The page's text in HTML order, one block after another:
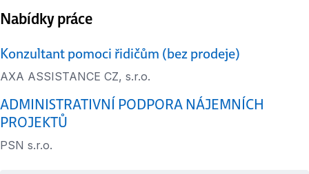
Nabídky práce
Konzultant pomoci řidičům (bez prodeje)
AXA ASSISTANCE CZ, s.r.o.
ADMINISTRATIVNÍ PODPORA NÁJEMNÍCH
PROJEKTŮ
PSN s.r.o.